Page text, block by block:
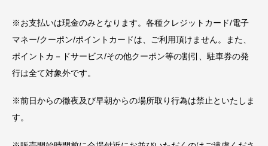
※お支払いは現金のみとなります。各種クレジットカード/電子
マネー/クーポン/ポイントカードは、ご利用頂けません。また、
ポイントカ－ドサービス/その他クーポン等の割引、駐車券の発
行は全て対象外です。
※前日からの徹夜及び早朝からの場所取り行為は禁止といたしま
す。